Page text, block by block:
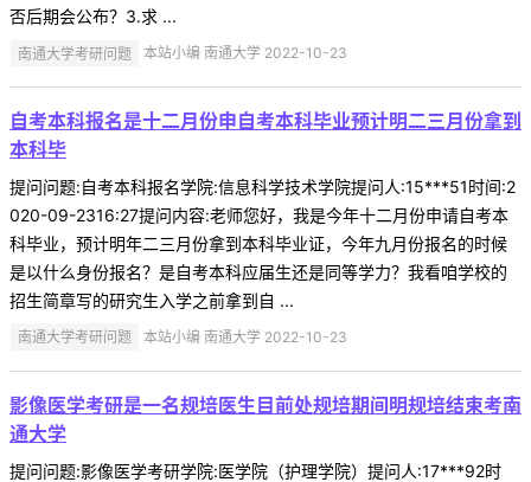
否后期会公布？3.求 ...
南通大学考研问题 本站小编 南通大学 2022-10-23
自考本科报名是十二月份申自考本科毕业预计明二三月份拿到
本科毕
提问问题:自考本科报名学院:信息科学技术学院提问人:15***51时间:2
020-09-2316:27提问内容:老师您好，我是今年十二月份申请自考本
科毕业，预计明年二三月份拿到本科毕业证，今年九月份报名的时候
是以什么身份报名？是自考本科应届生还是同等学力？我看咱学校的
招生简章写的研究生入学之前拿到自 ...
南通大学考研问题 本站小编 南通大学 2022-10-23
影像医学考研是一名规培医生目前处规培期间明规培结束考南
通大学
提问问题:影像医学考研学院:医学院（护理学院）提问人:17***92时